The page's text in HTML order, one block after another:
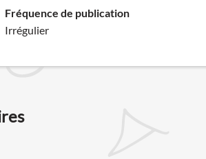
Fréquence de publication
Irrégulier